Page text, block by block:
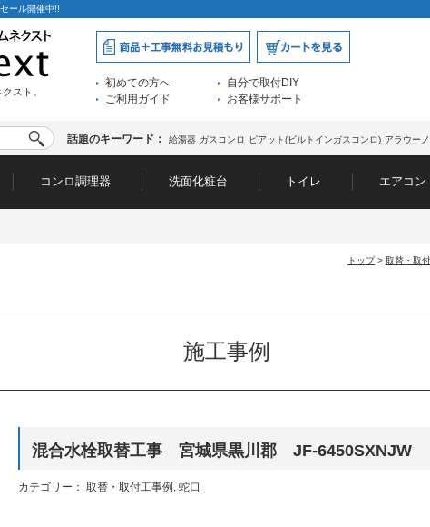
ール開催中!!
スト。
初めての方へ
自分で取付DIY
ご利用ガイド
お客様サポート
話題のキーワード： 給湯器 ガスコンロ ピアット(ビルトインガスコンロ) アラウー
コンロ調理器 洗面化粧台 トイレ エアコン
トップ> 取替・取
施工事例
混合水栓取替工事 宮城県黒川郡 JF-6450SXNJW
カテゴリー： 取替・取付工事例 , 蛇口